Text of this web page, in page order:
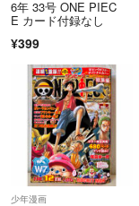
6年 33号 ONE PIEC
E カード付録なし
¥399
少年漫画